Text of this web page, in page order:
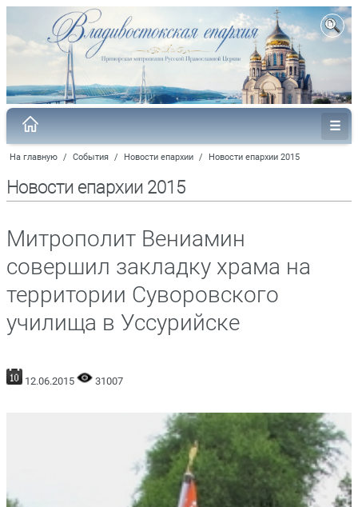
На главную / События / Новости епархии / Новости епархии 2015
Новости епархии 2015
Митрополит Вениамин
совершил закладку храма на
территории Суворовского
училища в Уссурийске
12.06.2015 31007